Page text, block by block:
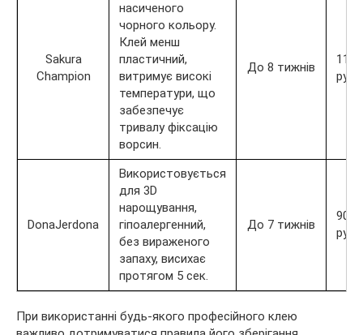
Sakura
Champion
насиченого
чорного кольору.
Клей менш
пластичний,
витримує високі
температури, що
забезпечує
тривалу фіксацію
ворсин.
До 8 тижнів
1100
руб.
DonaJerdona
Використовується
для 3D
нарощування,
гіпоалергенний,
без вираженого
запаху, висихає
протягом 5 сек.
До 7 тижнів
900
руб.
При використанні будь-якого професійного клею